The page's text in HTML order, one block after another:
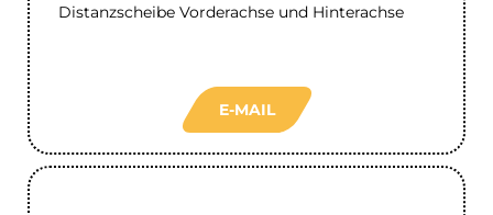
Distanzscheibe Vorderachse und Hinterachse
E-MAIL